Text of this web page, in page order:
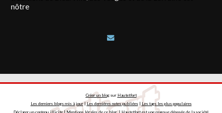
nôtre
Créer un blogsur Hautetfort
Les derniers blogs mis à jour|Les dernières notes publiées| Les tags les plus populaires
Déclarer un contenu illicite|Mentions légales de ce blog | Hautetfort est une marque déposée de la société